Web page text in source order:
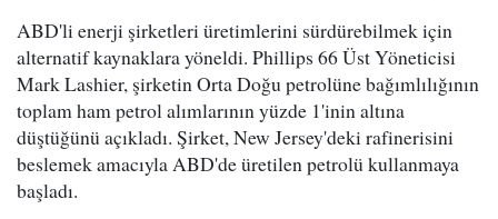
ABD'li enerji şirketleri üretimlerini sürdürebilmek için
alternatif kaynaklara yöneldi. Phillips 66 Üst Yöneticisi
Mark Lashier, şirketin Orta Doğu petrolüne bağımlılığının
toplam ham petrol alımlarının yüzde 1'inin altına
düştüğünü açıkladı. Şirket, New Jersey'deki rafinerisini
beslemek amacıyla ABD'de üretilen petrolü kullanmaya
başladı.